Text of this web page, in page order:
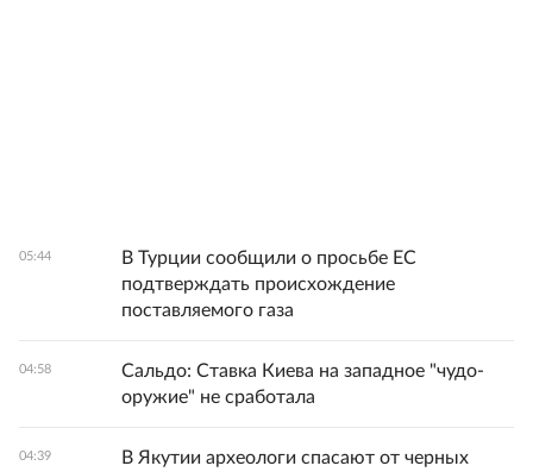
05:44
В Турции сообщили о просьбе ЕС
подтверждать происхождение
поставляемого газа
04:58
Сальдо: Ставка Киева на западное "чудо-
оружие" не сработала
04:39
В Якутии археологи спасают от черных